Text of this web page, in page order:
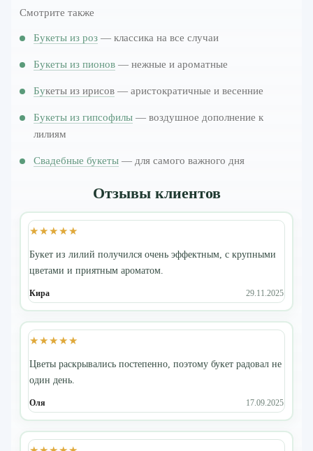
Смотрите также
Букеты из роз — классика на все случаи
Букеты из пионов — нежные и ароматные
Букеты из ирисов — аристократичные и весенние
Букеты из гипсофилы — воздушное дополнение к
лилиям
Свадебные букеты — для самого важного дня
Отзывы клиентов
★★★★★
Букет из лилий получился очень эффектным, с крупными
цветами и приятным ароматом.
Кира 29.11.2025
★★★★★
Цветы раскрывались постепенно, поэтому букет радовал не
один день.
Оля 17.09.2025